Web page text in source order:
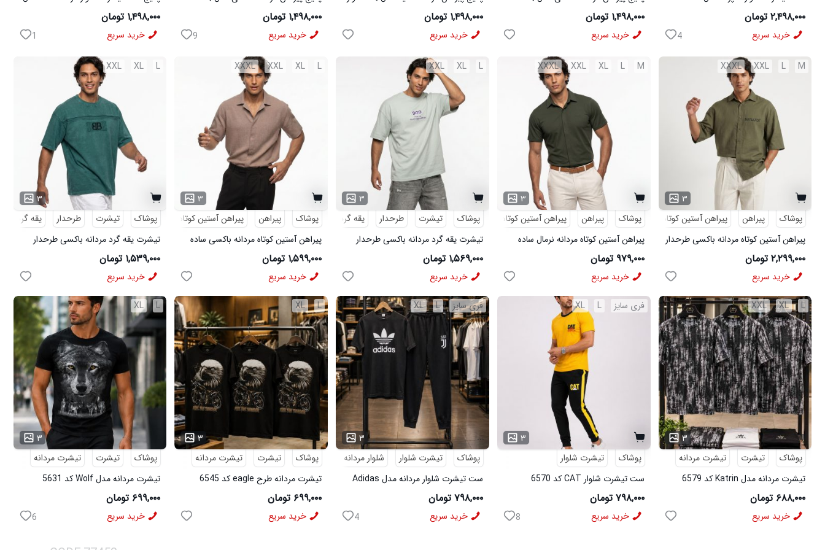
مشکی
۲,۴۹۸,۰۰۰ تومان
خرید سریع 4
شلوار مردانه مشکی مدل MOBIN
۱,۴۹۸,۰۰۰ تومان
خرید سریع
مردانه مشکی مدل MOBIN
۱,۴۹۸,۰۰۰ تومان
خرید سریع
شلوار مردانه خاکی مدل MOBIN
۱,۴۹۸,۰۰۰ تومان
خرید سریع 9
W15 کفش ورزشی مردانه مدل pavlo
۱,۴۹۸,۰۰۰ تومان
خرید سریع 1
M
L
XXL
XXXL
۳
پوشاک
پیراهن پیراهن آستین کوتاه
طرحدار
پیراهن آستین کوتاه مردانه باکسی طرحدار
لینن سبز مدل 50971
۲,۲۹۹,۰۰۰ تومان
خرید سریع
M
L
XL
XXL
XXXL
۳
پوشاک
پیراهن
پیراهن آستین کوتاه
پیراهن آستین کوتاه مردانه نرمال ساده
ویسکوز سبز مدل 50977
۹۷۹,۰۰۰ تومان
خرید سریع
L
XL
XXL
۳
پوشاک
تیشرت طرحدار
یقه گرد
تیشرت یقه گرد مردانه باکسی طرحدار
پنبه دو رو سبز روشن مدل 50896
۱,۵۶۹,۰۰۰ تومان
خرید سریع
L
XL
XXL
XXXL
۳
پوشاک
پیراهن
پیراهن آستین کوتاه
پیراهن آستین کوتاه مردانه باکسی ساده
لینن کرم مدل 50943
۱,۵۹۹,۰۰۰ تومان
خرید سریع
L
XL
XXL
۳
پوشاک
تیشرت طرحدار
یقه گرد
تیشرت یقه گرد مردانه باکسی طرحدار
مچینست سبز Balenciaga مدل 50944
۱,۵۳۹,۰۰۰ تومان
خرید سریع
L
XL
XXL
۳
پوشاک
تیشرت
تیشرت مردانه
تیشرت مردانه مدل Katrin کد 6579
۶۸۸,۰۰۰ تومان
خرید سریع
فری سایز L
XL
۳
پوشاک
تیشرت شلوار
ست تیشرت شلوار CAT کد 6570
۷۹۸,۰۰۰ تومان
خرید سریع 8
فری سایز L
XL
۳
...
پوشاک
تیشرت شلوار
شلوار مردانه
ست تیشرت شلوار مردانه مدل Adidas
کد 6569
۷۹۸,۰۰۰ تومان
خرید سریع 4
L
XL
۳
...
پوشاک
تیشرت
تیشرت مردانه
تیشرت مردانه طرح eagle کد 6545
۶۹۹,۰۰۰ تومان
خرید سریع
L
XL
۳
پوشاک
تیشرت
تیشرت مردانه
تیشرت مردانه مدل Wolf کد 5631
۶۹۹,۰۰۰ تومان
خرید سریع 6